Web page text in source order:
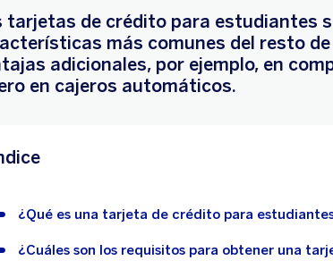
tarjetas de crédito para estudiantes
más comunes del resto
adicionales, por ejemplo, en
en cajeros automáticos.
¿Qué es una tarjeta de crédito para
¿Cuáles son los requisitos para obtener una